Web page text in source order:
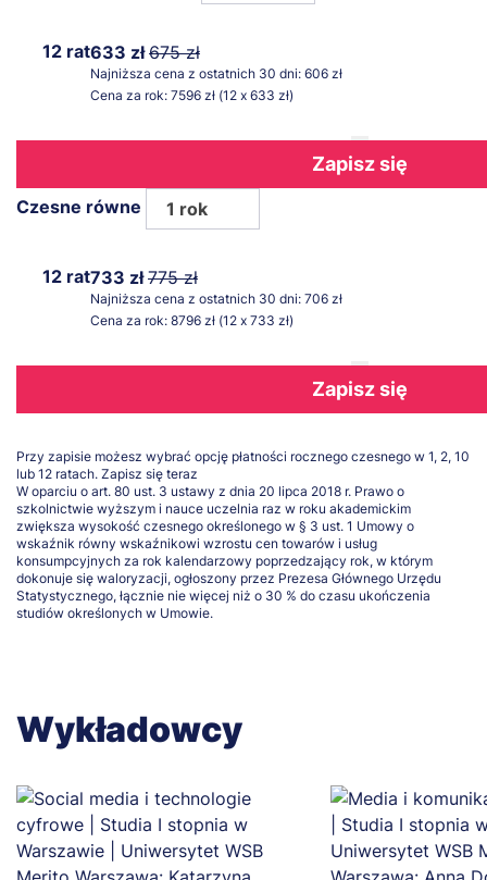
12 rat633 zł675 zł
Najniższa cena z ostatnich 30 dni: 606 zł
Cena za rok: 7596 zł (12 x 633 zł)
Zapisz się
Czesne równe 1 rok
12 rat733 zł775 zł
Najniższa cena z ostatnich 30 dni: 706 zł
Cena za rok: 8796 zł (12 x 733 zł)
Zapisz się
Przy zapisie możesz wybrać opcję płatności rocznego czesnego w 1, 2, 10
lub 12 ratach. Zapisz się teraz
W oparciu o art. 80 ust. 3 ustawy z dnia 20 lipca 2018 r. Prawo o
szkolnictwie wyższym i nauce uczelnia raz w roku akademickim
zwiększa wysokość czesnego określonego w § 3 ust. 1 Umowy o
wskaźnik równy wskaźnikowi wzrostu cen towarów i usług
konsumpcyjnych za rok kalendarzowy poprzedzający rok, w którym
dokonuje się waloryzacji, ogłoszony przez Prezesa Głównego Urzędu
Statystycznego, łącznie nie więcej niż o 30 % do czasu ukończenia
studiów określonych w Umowie.
Wykładowcy